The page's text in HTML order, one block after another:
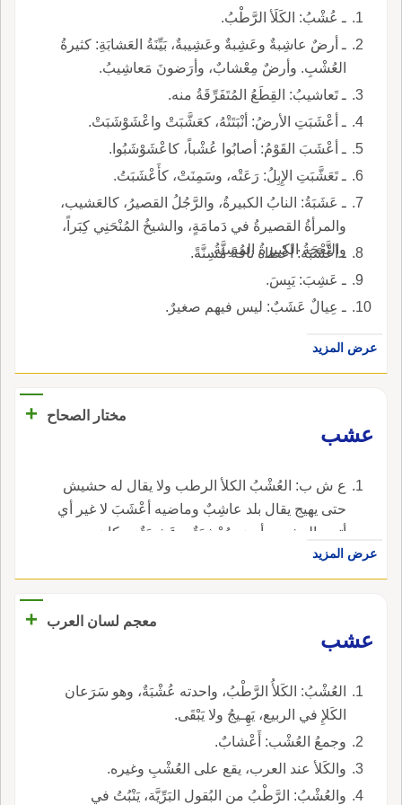
ـ عُشْبُ: الكَلَأ الرَّطْبُ.
ـ أرضٌ عاشِبةٌ وعَشِبةٌ وعَشِيبةٌ، بَيِّنَةُ العَشابَةِ: كثيرةُ
العُشْبِ. وأرضٌ مِعْشابٌ، وأرَضونَ مَعاشِيبُ.
ـ تَعاشيبُ: القِطَعُ المُتَفَرِّقَةُ منه.
ـ أعْشَبَتِ الأرضُ: أنْبَتَتْهُ، كعَشَّبَتْ واعْشَوْشَبَتْ.
ـ أعْشَبَ القَوْمُ: أصابُوا عُشْباً، كاعْشَوْشَبُوا.
ـ تَعَشَّبَتِ الإِبِلُ: رَعَتْه، وسَمِنَتْ، كأَعْشَبَتُ.
ـ عَشَبَةُ: النابُ الكبيرةُ، والرَّجُلُ القصيرُ، كالعَشيب،
والمرأةُ القصيرةُ في دَمامَةٍ، والشيخُ المُنْحَنِي كِبَراً،
والنَّعْجَةُ الكبيرةُ المُسِنَّةُ.
ـ أعْشَبَه: أعْطاه ناقةً مُسِنَّةً.
ـ عَشِبَ: يَبِسَ.
ـ عِيالٌ عَشَبٌ: ليس فيهم صغيرٌ.
عرض المزيد
مختار الصحاح
+
عشب
ع ش ب: العُشْبُ الكلأ الرطب ولا يقال له حشيش
حتى يهيج يقال بلد عاشِبٌ وماضيه أعْشَبَ لا غير أي
أتيت العشب وأرض مُعْشِبَةٌ و عَشِيبَةٌ ومكان
عَشِيبٌ و اعْشَوْشَبَ الأرض أي كثر عشبها وهو
مبالغة كاخشوشن.
عرض المزيد
معجم لسان العرب
+
عشب
العُشْبُ: الكَلأُ الرَّطْبُ، واحدته عُشْبَةٌ، وهو سَرَعان
الكَلإِ في الربيع، يَهِـيجُ ولا يَبْقَى.
وجمعُ العُشْب: أَعْشابٌ.
والكَلأ عند العرب، يقع على العُشْبِ وغيره.
والعُشْبُ: الرَّطْبُ من البُقول البَرِّيَّة، يَنْبُتُ في